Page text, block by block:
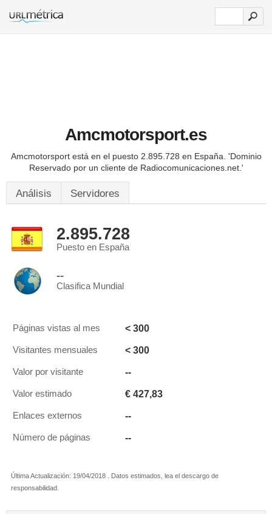
Amcmotorsport.es
Amcmotorsport está en el puesto 2.895.728 en España. 'Dominio
Reservado por un cliente de Radiocomunicaciones.net.'
Análisis Servidores
2.895.728
Puesto en España
--
Clasifica Mundial
Páginas vistas al mes < 300
Visitantes mensuales < 300
Valor por visitante --
Valor estimado € 427,83
Enlaces externos --
Número de páginas --
Última Actualización: 19/04/2018 . Datos estimados, lea el descargo de
responsabilidad.